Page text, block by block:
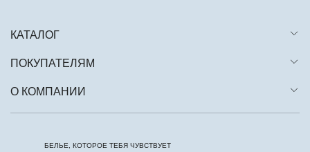
КАТАЛОГ
ПОКУПАТЕЛЯМ
О КОМПАНИИ
БЕЛЬЕ, КОТОРОЕ ТЕБЯ ЧУВСТВУЕТ